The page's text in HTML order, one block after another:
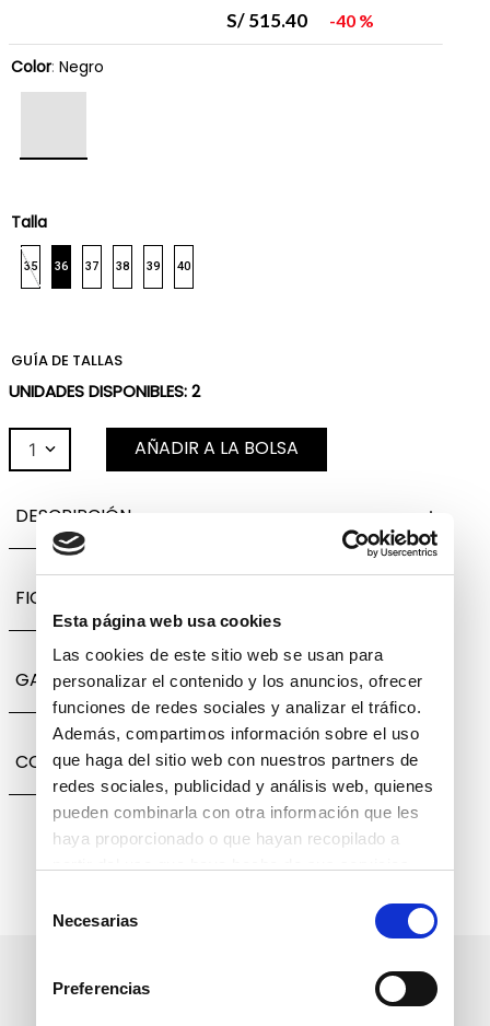
Esta página web usa cookies
Las cookies de este sitio web se usan para
personalizar el contenido y los anuncios, ofrecer
funciones de redes sociales y analizar el tráfico.
Además, compartimos información sobre el uso
que haga del sitio web con nuestros partners de
redes sociales, publicidad y análisis web, quienes
pueden combinarla con otra información que les
haya proporcionado o que hayan recopilado a
deNecesarias
Preferencias
S/ 515.40 40 %
Color: Negro
Talla
35 36 37 38 39 40
GUÍA DE TALLAS
UNIDADES DISPONIBLES:2
1 AÑADIR A LA BOLSA
DESCRIPCIÓN
FICHA TÉCNICA
GARANTÍA, CAMBIOS Y DEVOLUCIONES
COMPARTIR
Suscríbete a nuestro boletín